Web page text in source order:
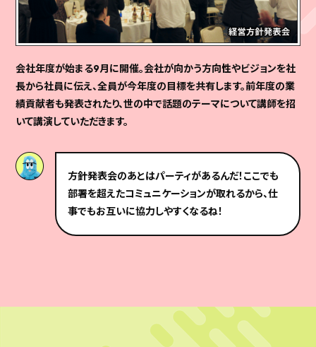
会社年度が始まる9月に開催。会社が向かう方向性やビジョンを社
長から社員に伝え、全員が今年度の目標を共有します。前年度の業
績貢献者も発表されたり、世の中で話題のテーマについて講師を招
いて講演していただきます。
方針発表会のあとはパーティがあるんだ！ここでも
部署を超えたコミュニケーションが取れるから、仕
事でもお互いに協力しやすくなるね！